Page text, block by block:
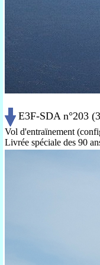
E3F-SDA n°203
Vol d'entraïnement
Livrée spéciale des 90